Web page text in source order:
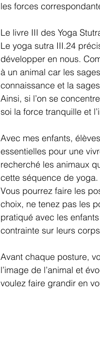
les forces
Le livre III des Yoga
Le yoga sutra III.24
développer en nous.
à un animal car les
connaissance et la
Ainsi, si l’on se
soi la force tranquille et
Avec mes enfants,
essentielles pour une
recherché les animaux
cette séquence de yoga.
Vous pourrez faire les
choix, ne tenez pas les
pratiqué avec les
contrainte sur leurs
Avant chaque posture,
l’image de l’animal et
voulez faire grandir en